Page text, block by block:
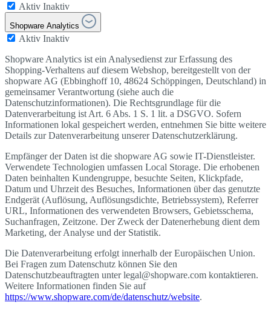
Aktiv Inaktiv
Shopware Analytics
Aktiv Inaktiv
Shopware Analytics ist ein Analysedienst zur Erfassung des
Shopping-Verhaltens auf diesem Webshop, bereitgestellt von der
shopware AG (Ebbinghoff 10, 48624 Schöppingen, Deutschland) in
gemeinsamer Verantwortung (siehe auch die
Datenschutzinformationen). Die Rechtsgrundlage für die
Datenverarbeitung ist Art. 6 Abs. 1 S. 1 lit. a DSGVO. Sofern
Informationen lokal gespeichert werden, entnehmen Sie bitte weitere
Details zur Datenverarbeitung unserer Datenschutzerklärung.
Empfänger der Daten ist die shopware AG sowie IT-Dienstleister.
Verwendete Technologien umfassen Local Storage. Die erhobenen
Daten beinhalten Kundengruppe, besuchte Seiten, Klickpfade,
Datum und Uhrzeit des Besuches, Informationen über das genutzte
Endgerät (Auflösung, Auflösungsdichte, Betriebssystem), Referrer
URL, Informationen des verwendeten Browsers, Gebietsschema,
Suchanfragen, Zeitzone. Der Zweck der Datenerhebung dient dem
Marketing, der Analyse und der Statistik.
Die Datenverarbeitung erfolgt innerhalb der Europäischen Union.
Bei Fragen zum Datenschutz können Sie den
Datenschutzbeauftragten unter legal@shopware.com kontaktieren.
Weitere Informationen finden Sie auf
https://www.shopware.com/de/datenschutz/website.